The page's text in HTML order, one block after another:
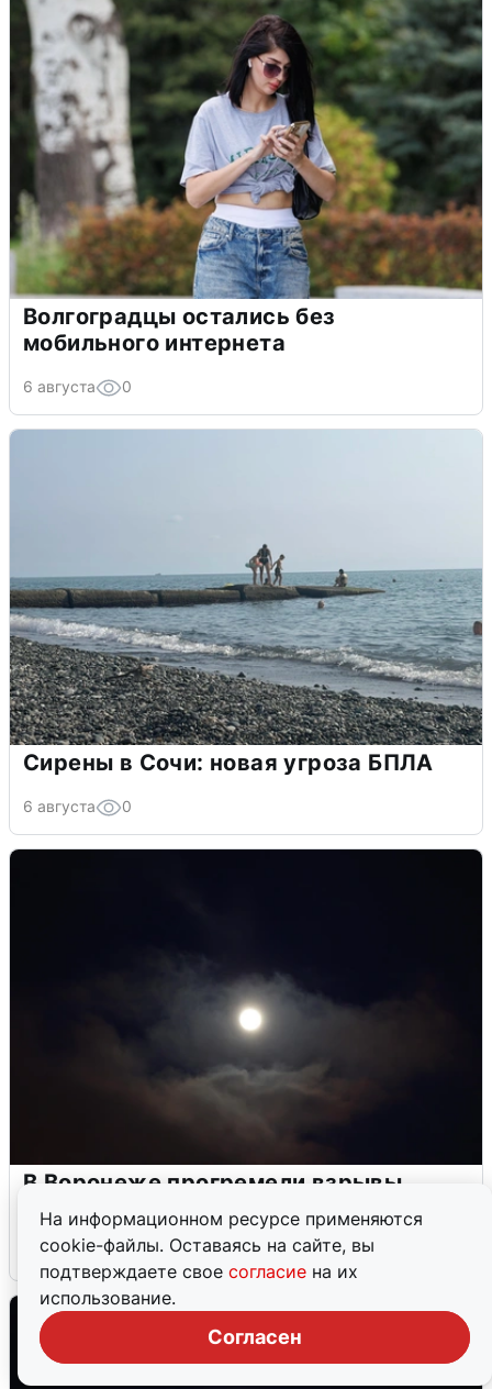
На информационном ресурсе применяются
cookie-файлы. Оставаясь на сайте, вы
подтверждаете свое согласие на их
использование.
Согласен
Волгоградцы остались без
мобильного интернета
6 августа 0
Сирены в Сочи: новая угроза БПЛА
6 августа 0
В Воронеже прогремели взрывы
после сигнала тревоги
5 августа 0